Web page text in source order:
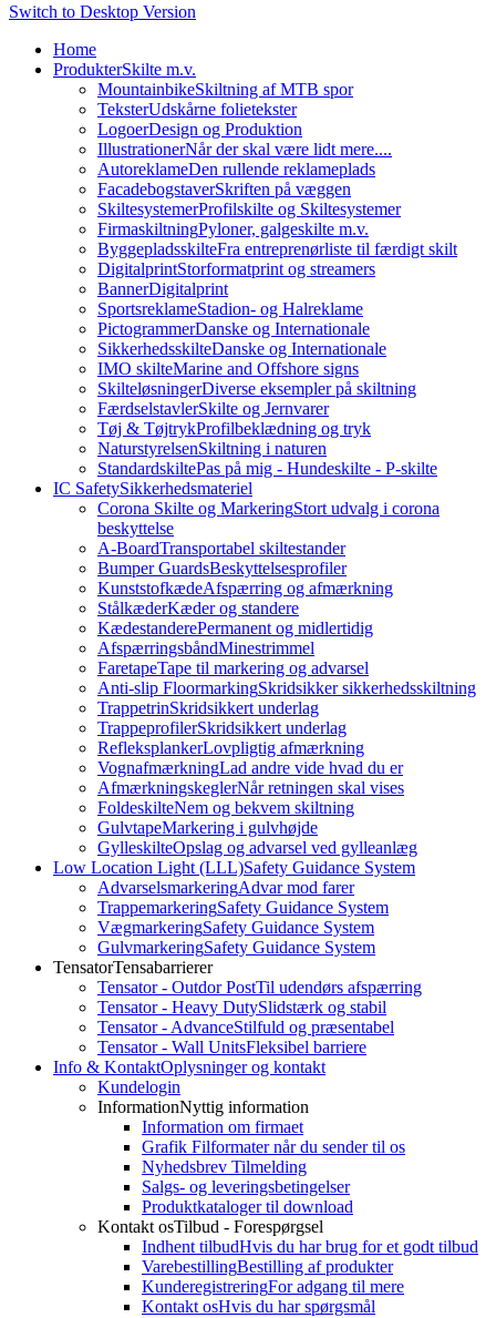
Switch to Desktop Version
Home
ProdukterSkilte m.v.
MountainbikeSkiltning af MTB spor
TeksterUdskårne folietekster
LogoerDesign og Produktion
IllustrationerNår der skal være lidt mere....
AutoreklameDen rullende reklameplads
FacadebogstaverSkriften på væggen
SkiltesystemerProfilskilte og Skiltesystemer
FirmaskiltningPyloner, galgeskilte m.v.
ByggepladsskilteFra entreprenørliste til færdigt skilt
DigitalprintStorformatprint og streamers
BannerDigitalprint
SportsreklameStadion- og Halreklame
PictogrammerDanske og Internationale
SikkerhedsskilteDanske og Internationale
IMO skilteMarine and Offshore signs
SkilteløsningerDiverse eksempler på skiltning
FærdselstavlerSkilte og Jernvarer
Tøj & TøjtrykProfilbeklædning og tryk
NaturstyrelsenSkiltning i naturen
StandardskiltePas på mig - Hundeskilte - P-skilte
IC SafetySikkerhedsmateriel
Corona Skilte og MarkeringStort udvalg i corona
beskyttelse
A-BoardTransportabel skiltestander
Bumper GuardsBeskyttelsesprofiler
KunststofkædeAfspærring og afmærkning
StålkæderKæder og standere
KædestanderePermanent og midlertidig
AfspærringsbåndMinestrimmel
FaretapeTape til markering og advarsel
Anti-slip FloormarkingSkridsikker sikkerhedsskiltning
TrappetrinSkridsikkert underlag
TrappeprofilerSkridsikkert underlag
RefleksplankerLovpligtig afmærkning
VognafmærkningLad andre vide hvad du er
AfmærkningskeglerNår retningen skal vises
FoldeskilteNem og bekvem skiltning
GulvtapeMarkering i gulvhøjde
GylleskilteOpslag og advarsel ved gylleanlæg
Low Location Light (LLL)Safety Guidance System
AdvarselsmarkeringAdvar mod farer
TrappemarkeringSafety Guidance System
VægmarkeringSafety Guidance System
GulvmarkeringSafety Guidance System
TensatorTensabarrierer
Tensator - Outdor PostTil udendørs afspærring
Tensator - Heavy DutySlidstærk og stabil
Tensator - AdvanceStilfuld og præsentabel
Tensator - Wall UnitsFleksibel barriere
Info & KontaktOplysninger og kontakt
Kundelogin
InformationNyttig information
Information om firmaet
Grafik Filformater når du sender til os
Nyhedsbrev Tilmelding
Salgs- og leveringsbetingelser
Produktkataloger til download
Kontakt osTilbud - Forespørgsel
Indhent tilbudHvis du har brug for et godt tilbud
VarebestillingBestilling af produkter
KunderegistreringFor adgang til mere
Kontakt osHvis du har spørgsmål